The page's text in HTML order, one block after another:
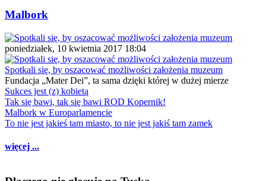
Malbork
poniedziałek, 10 kwietnia 2017 18:04
Spotkali się, by oszacować możliwości założenia muzeum
Fundacja „Mater Dei”, ta sama dzięki której w dużej mierze
Sukces jest (z) kobietą
Tak się bawi, tak się bawi ROD Kopernik!
Malbork w Europarlamencie
To nie jest jakieś tam miasto, to nie jest jakiś tam zamek
więcej ...